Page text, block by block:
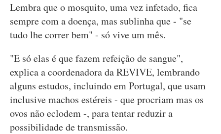
Lembra que o mosquito, uma vez infetado, fica
sempre com a doença, mas sublinha que - "se
tudo lhe correr bem" - só vive um mês.
"E só elas é que fazem refeição de sangue",
explica a coordenadora da REVIVE, lembrando
alguns estudos, incluindo em Portugal, que usam
inclusive machos estéreis - que procriam mas os
ovos não eclodem -, para tentar reduzir a
possibilidade de transmissão.